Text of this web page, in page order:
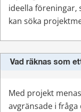
ideella
kan söka
Vad räknas som
Med projekt
avgränsade i